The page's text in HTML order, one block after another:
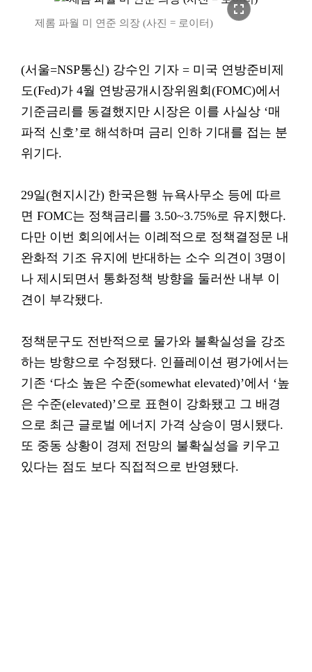
fullscreen
제롬 파월 미 연준 의장 (사진 = 로이터)
(서울=NSP통신) 강수인 기자 = 미국 연방준비제
도(Fed)가 4월 연방공개시장위원회(FOMC)에서
기준금리를 동결했지만 시장은 이를 사실상 ‘매
파적 신호’로 해석하며 금리 인하 기대를 접는 분
위기다.
29일(현지시간) 한국은행 뉴욕사무소 등에 따르
면 FOMC는 정책금리를 3.50~3.75%로 유지했다.
다만 이번 회의에서는 이례적으로 정책결정문 내
완화적 기조 유지에 반대하는 소수 의견이 3명이
나 제시되면서 통화정책 방향을 둘러싼 내부 이
견이 부각됐다.
정책문구도 전반적으로 물가와 불확실성을 강조
하는 방향으로 수정됐다. 인플레이션 평가에서는
기존 ‘다소 높은 수준(somewhat elevated)’에서 ‘높
은 수준(elevated)’으로 표현이 강화됐고 그 배경
으로 최근 글로벌 에너지 가격 상승이 명시됐다.
또 중동 상황이 경제 전망의 불확실성을 키우고
있다는 점도 보다 직접적으로 반영됐다.